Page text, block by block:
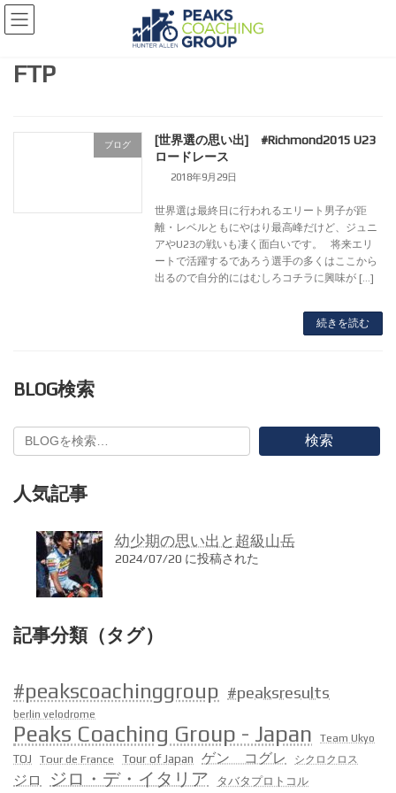
コ
ン
ス
ナ
ビ
ン
FTP
ブログ
[世界選の思い出] #Richmond2015 U23
ロードレース
2018年9月29日
世界選は最終日に行われるエリート男子が距
離・レベルともにやはり最高峰だけど、ジュニ
アやU23の戦いも凄く面白いです。 将来エリ
ートで活躍するであろう選手の多くはここから
出るので自分的にはむしろコチラに興味が […]
続きを読む
BLOG検索
検索
人気記事
幼少期の思い出と超級山岳
2024/07/20 に投稿された
記事分類（タグ）
#peakscoachinggroup #peaksresults
berlin velodrome
Peaks Coaching Group - Japan Team Ukyo
TOJ Tour de France Tour of Japan ゲン コグレ シクロクロス
ジロ ジロ・デ・イタリア タバタプロトコル